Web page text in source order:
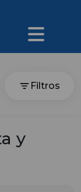
Filtros
y